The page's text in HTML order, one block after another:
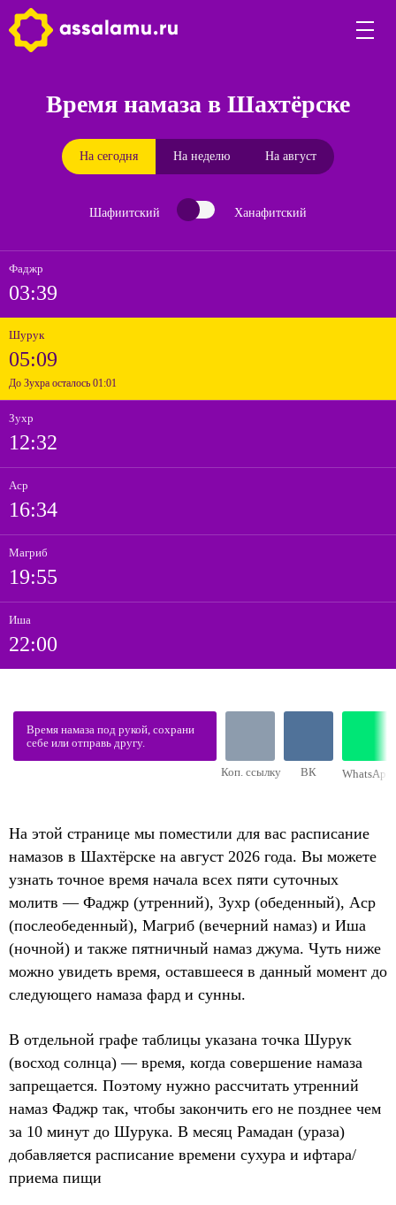
Время намаза в Шахтёрске
На сегодня На неделю На август
Шафиитский Ханафитский
Фаджр
03:39
Шурук
05:09
До Зухра осталось 01:01
Зухр
12:32
Аср
16:34
Магриб
19:55
Иша
22:00
Время намаза под рукой, сохрани
себе или отправь другу.
Коп. ссылку ВК WhatsApp
На этой странице мы поместили для вас расписание
намазов в Шахтёрске на август 2026 года. Вы можете
узнать точное время начала всех пяти суточных
молитв — Фаджр (утренний), Зухр (обеденный), Аср
(послеобеденный), Магриб (вечерний намаз) и Иша
(ночной) и также пятничный намаз джума. Чуть ниже
можно увидеть время, оставшееся в данный момент до
следующего намаза фард и сунны.
В отдельной графе таблицы указана точка Шурук
(восход солнца) — время, когда совершение намаза
запрещается. Поэтому нужно рассчитать утренний
намаз Фаджр так, чтобы закончить его не позднее чем
за 10 минут до Шурука. В месяц Рамадан (ураза)
добавляется расписание времени сухура и ифтара/
приема пищи